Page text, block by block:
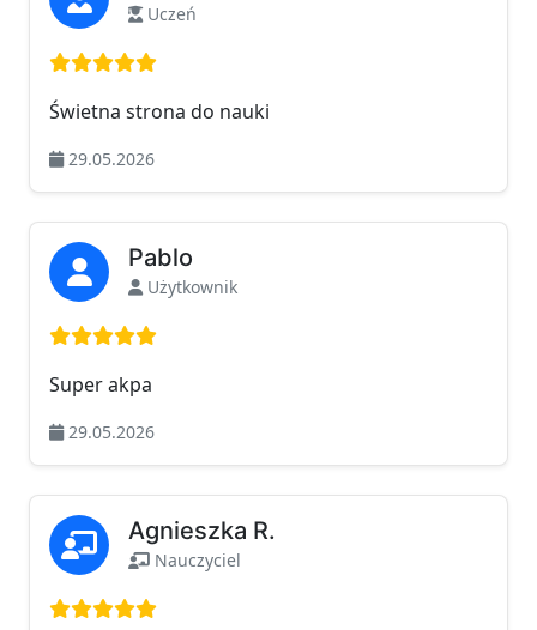
Uczeń
Ocena: 5 na 5
Świetna strona do nauki
29.05.2026
Pablo
Użytkownik
Ocena: 5 na 5
Super akpa
29.05.2026
Agnieszka R.
Nauczyciel
Ocena: 5 na 5